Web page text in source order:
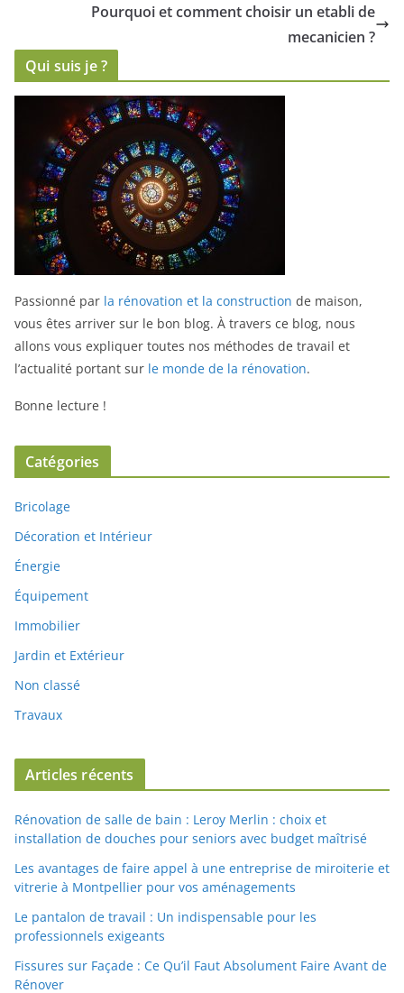
Pourquoi et comment choisir un etabli de
mecanicien ?
Qui suis je ?
Passionné par la rénovation et la construction de maison,
vous êtes arriver sur le bon blog. À travers ce blog, nous
allons vous expliquer toutes nos méthodes de travail et
l’actualité portant sur le monde de la rénovation.
Bonne lecture !
Catégories
Bricolage
Décoration et Intérieur
Énergie
Équipement
Immobilier
Jardin et Extérieur
Non classé
Travaux
Articles récents
Rénovation de salle de bain : Leroy Merlin : choix et
installation de douches pour seniors avec budget maîtrisé
Les avantages de faire appel à une entreprise de miroiterie et
vitrerie à Montpellier pour vos aménagements
Le pantalon de travail : Un indispensable pour les
professionnels exigeants
Fissures sur Façade : Ce Qu’il Faut Absolument Faire Avant de
Rénover